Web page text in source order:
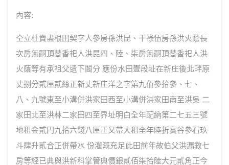
內容:
仝立杜賣盡根田契字人參房孫洪昆、干祿伍房孫洪火蔭長
次房無嗣頂替香祀人洪昆四、陸、柒房無嗣頂替香祀人洪
火蔭等有承祖父遺下鬮分 應份水田壹段址在新庄後北畔原
丈捌分貳厘貳絲正新丈新庄洋之字第九佰參拾參、七、
八、九號東至小溝併洪家田西至小溝併洪家田南至洪吳 二
家田北至洪林二家田四至界址明白全年配納第二七五三號
地租金貳円九拾六錢八厘正又帶大租全年陸折實谷參石玖
斗肆升貳合正併帶水 份灌溉充足此田前年故伯父洪漏教七
房等經已典與洪新科掌管典價銀貳佰柒拾陸大元貳角正今